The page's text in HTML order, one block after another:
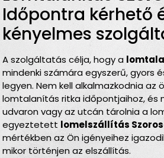
Időpontra kérhető
kényelmes
A szolgáltatás célja, hogy a
mindenki számára egyszerű, gyors
legyen. Nem kell alkalmazkodnia az
lomtalanítás ritka időpontjaihoz, és
udvaron vagy az utcán tárolnia a
egyeztetett lomelszállítás
mértékben az Ön igényeihez
mikor történjen az elszállítás.